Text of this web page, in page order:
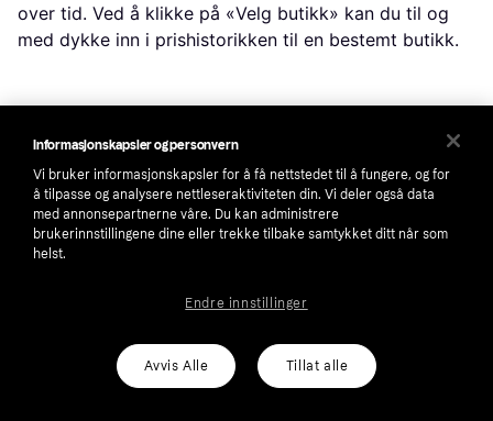
over tid. Ved å klikke på «Velg butikk» kan du til og
med dykke inn i prishistorikken til en bestemt butikk.
Populære søk i Rengjøringsutstyr &
Rengjøringsmidler
Vindusvasker Robot Sc 4 Easyfix Vaskemiddel
Bivoks
Sc 3 Robot Cleaner
Ecovacs Winbot Kärcher Damprenser Sc 5
Informasjonskapsler og personvern
Vi bruker informasjonskapsler for å få nettstedet til å fungere, og for
å tilpasse og analysere nettleseraktiviteten din. Vi deler også data
med annonsepartnerne våre. Du kan administrere
brukerinnstillingene dine eller trekke tilbake samtykket ditt når som
helst.
Avvis Alle Tillat alle
Endre innstillinger